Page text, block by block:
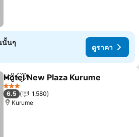
นั้นๆ
ดูราคา
แชร์ เพิ่มในรายการโปรด
Hotel New Plaza Kurume
3 ดาว
6.5
1,580
Kurume